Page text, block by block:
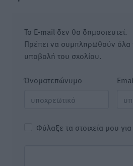
Το E-mail δεν θα δημοσιευτεί.
Πρέπει να συμπληρωθούν όλα
υποβολή του σχολίου.
Όνοματεπώνυμο
Φύλαξε τα στοιχεία μου